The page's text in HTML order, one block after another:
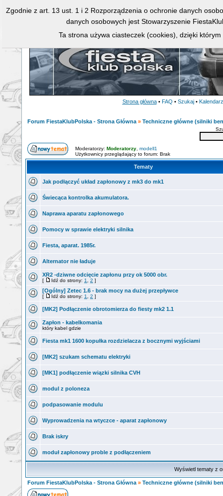
Strona główna • FAQ • Szukaj • Kalendarz
Forum FiestaKlubPolska - Strona Główna » Techniczne główne (silniki
Moderatorzy: Moderatorzy modell1
Użytkownicy przeglądający to forum: Brak
Tematy
Jak podłączyć układ zapłonowy z mk3 do mk1
Świecąca kontrolka akumulatora.
Naprawa aparatu zapłonowego
Pomocy w sprawie elektryki silnika
Fiesta, aparat. 1985r.
Alternator nie ładuje
XR2 -dziwne odcięcie zapłonu przy ok 5000 obr.
[ Idź do strony: 1 2 ]
[Ogólny] Zetec 1.6 - brak mocy na dużej przepływce
[ Idź do strony: 1 2 ]
[MK2] Podłączenie obrotomierza do fiesty mk2 1.1
Zapłon - kabelkomania
który kabel gdzie
Fiesta mk1 1600 kopułka rozdzielacza z bocznymi wyjściami
[MK2] szukam schematu elektryki
[MK1] podłączenie wiązki silnika CVH
modul z poloneza
podpasowanie modulu
Wyprowadzenia na wtyczce - aparat zapłonowy
Brak iskry
moduł zapłonowy proble z podłączeniem
Wyświetl tematy z
Forum FiestaKlubPolska - Strona Główna » Techniczne główne (silniki
Zgodnie z art. 13 ust. 1 i 2 Rozporządzenia o ochronie danych
danych osobowych jest Stowarzyszenie
Ta strona używa ciasteczek (cookies), dzięki